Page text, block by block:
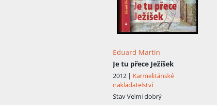
v roce 1976 prací "F.X.Šalda – teoretik
divadla". Josef Nesvadba. Dominik Duka
Tomáš Baťa ml.. Už během studií začal
psaní divadelních her, scénářů, tak i psaní
veršů , divadelních her a próz .. Pro rozhlas
vytvořil na 600 prací různých žánrů, ...
Eduard Martin
Je tu přece Ježíšek
2012 | Karmelitánské
nakladatelství
StavVelmi dobrý